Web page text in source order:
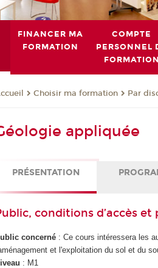
FINANCER MA
FORMATION
COMPTE
PERSONNEL
FORMATION
Choisir ma formation Par
appliquée
PRÉSENTATION
conditions d’accès et
concerné : Ce cours intéressera les
et l'exploitation du sol et du
: M1